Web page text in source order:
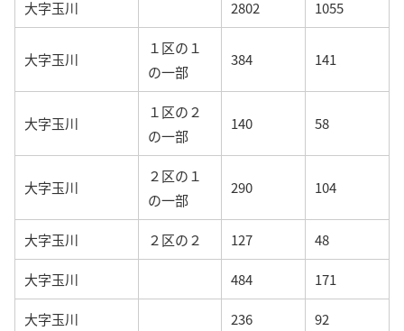
大字玉川 2802 1055
大字玉川
１区の１
の一部
384 141
大字玉川
１区の２
の一部
140 58
大字玉川
２区の１
の一部
290 104
大字玉川 ２区の２ 127 48
大字玉川 484 171
大字玉川 236 92